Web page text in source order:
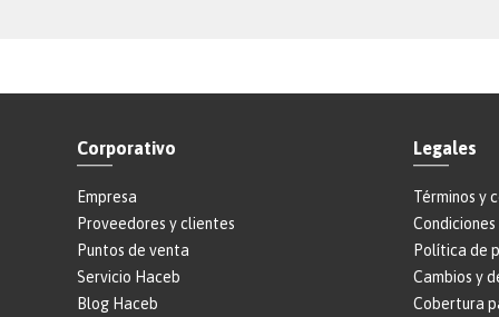
Corporativo
Empresa
Proveedores y clientes
Puntos de venta
Servicio Haceb
Blog Haceb
Legales
Términos y
Política de
Cambios y
Cobertura